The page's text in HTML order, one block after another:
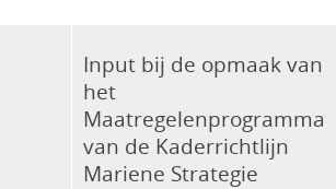
Input bij de opmaak van
het
Maatregelenprogramma
van de Kaderrichtlijn
Mariene Strategie